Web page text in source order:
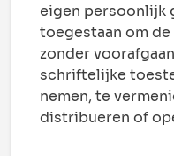
eigen persoonlijk
toegestaan om
zonder
schriftelijke
nemen, te
distribueren of